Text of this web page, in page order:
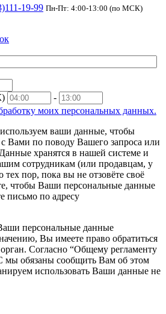
19-99 Пн-Пт: 4:00-13:00 (по МСК)
-
моих персональных данных.
ваши данные, чтобы
с Вами по поводу Вашего запроса или
хранятся в нашей системе и
сотрудникам (или продавцам, у
тех пор, пока вы не отзовёте своё
чтобы Ваши персональные данные
письмо по адресу
персональные данные
Вы имеете право обратиться
Согласно “Общему регламенту
мы обязаны сообщить Вам об этом
использовать Ваши данные не